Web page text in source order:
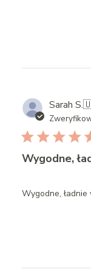
Sarah S.
Wygodne,
Wygodne, ładnie